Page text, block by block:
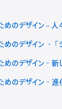
めのデザイン -
めのデザイン －
めのデザイン－
めのデザイン－